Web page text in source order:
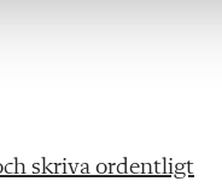
skriva ordentligt